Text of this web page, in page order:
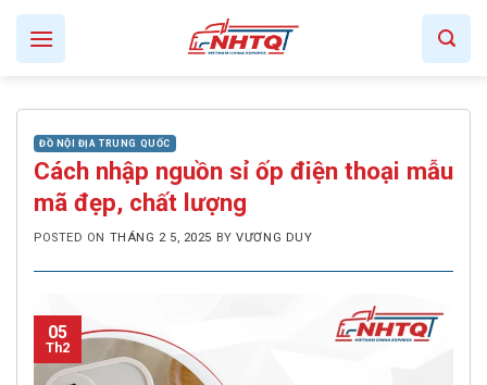
Skip
content
ĐỒ NỘI ĐỊA TRUNG QUỐC
Cách nhập nguồn sỉ ốp điện thoại mẫu
mã đẹp, chất lượng
POSTED ON THÁNG 2 5, 2025 BYVƯƠNG DUY
05
Th2